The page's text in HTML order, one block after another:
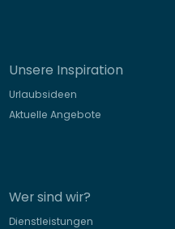
Unsere Inspiration
Urlaubsideen
Aktuelle Angebote
Wer sind wir?
Dienstleistungen